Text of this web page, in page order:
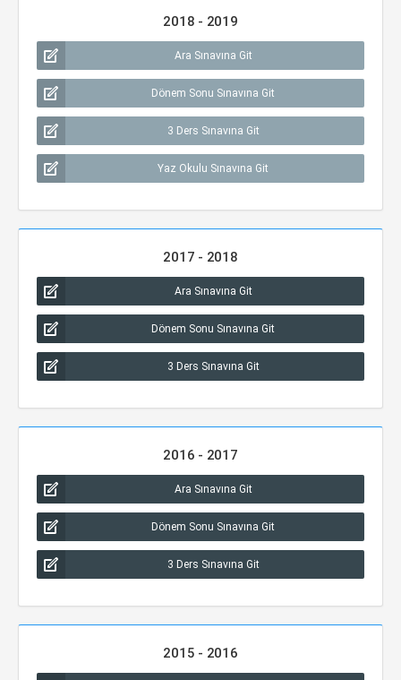
2018 - 2019
Ara Sınavına Git
Dönem Sonu Sınavına Git
3 Ders Sınavına Git
Yaz Okulu Sınavına Git
2017 - 2018
Ara Sınavına Git
Dönem Sonu Sınavına Git
3 Ders Sınavına Git
2016 - 2017
Ara Sınavına Git
Dönem Sonu Sınavına Git
3 Ders Sınavına Git
2015 - 2016